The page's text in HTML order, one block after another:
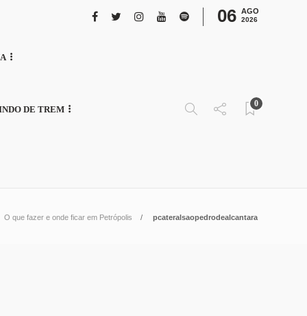
06 AGO
2026
DE TREM
0
O que fazer e onde ficar em Petrópolis pcateralsaopedrodealcantara